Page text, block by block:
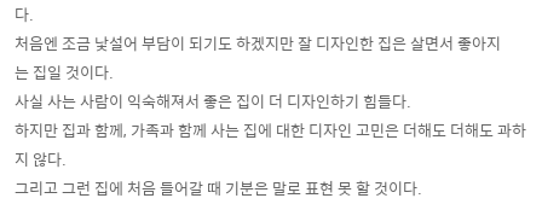
다.
처음엔 조금 낯설어 부담이 되기도 하겠지만 잘 디자인한 집은 살면서 좋아지
는 집일 것이다.
사실 사는 사람이 익숙해져서 좋은 집이 더 디자인하기 힘들다.
하지만 집과 함께, 가족과 함께 사는 집에 대한 디자인 고민은 더해도 더해도 과하
지 않다.
그리고 그런 집에 처음 들어갈 때 기분은 말로 표현 못 할 것이다.